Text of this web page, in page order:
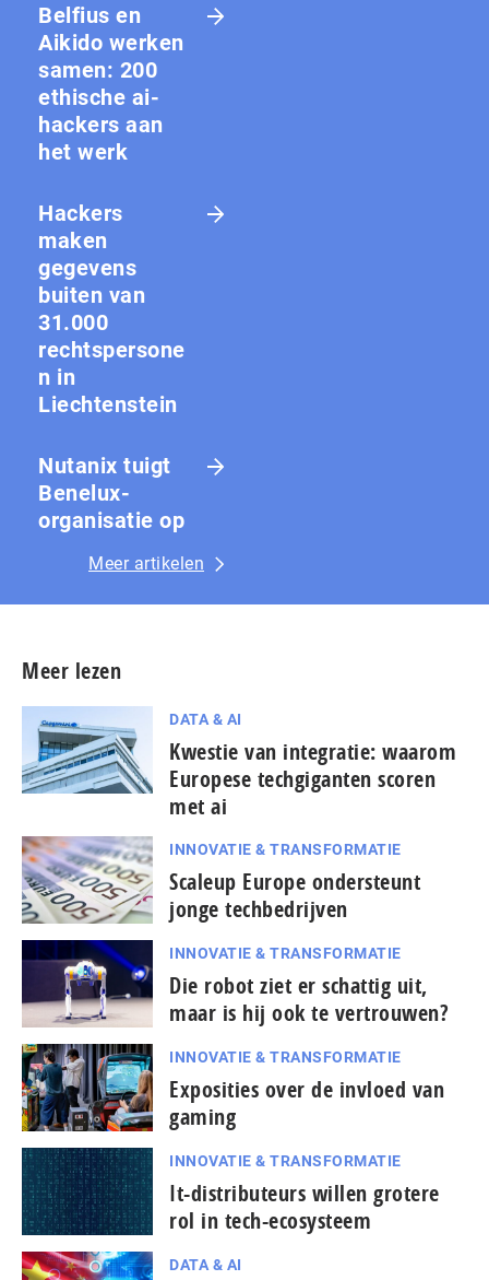
Belfius en
Aikido werken
samen: 200
ethische ai-
hackers aan
het werk
Hackers
maken
gegevens
buiten van
31.000
rechtspersone
n in
Liechtenstein
Nutanix tuigt
Benelux-
organisatie op
Meer artikelen
Meer lezen
DATA & AI
Kwestie van integratie: waarom
Europese techgiganten scoren
met ai
INNOVATIE & TRANSFORMATIE
Scaleup Europe ondersteunt
jonge techbedrijven
INNOVATIE & TRANSFORMATIE
Die robot ziet er schattig uit,
maar is hij ook te vertrouwen?
INNOVATIE & TRANSFORMATIE
Exposities over de invloed van
gaming
INNOVATIE & TRANSFORMATIE
It-dis­tri­bu­teurs willen grotere
rol in tech-ecosysteem
DATA & AI